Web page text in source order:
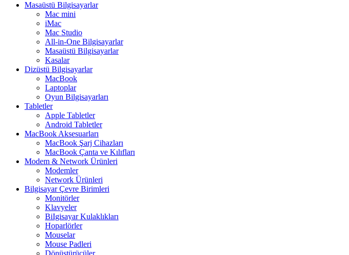
Masaüstü Bilgisayarlar
Mac mini
iMac
Mac Studio
All-in-One Bilgisayarlar
Masaüstü Bilgisayarlar
Kasalar
Dizüstü Bilgisayarlar
MacBook
Laptoplar
Oyun Bilgisayarları
Tabletler
Apple Tabletler
Android Tabletler
MacBook Aksesuarları
MacBook Şarj Cihazları
MacBook Çanta ve Kılıfları
Modem & Network Ürünleri
Modemler
Network Ürünleri
Bilgisayar Çevre Birimleri
Monitörler
Klavyeler
BiIgisayar Kulaklıkları
Hoparlörler
Mouselar
Mouse Padleri
Dönüştürücüler